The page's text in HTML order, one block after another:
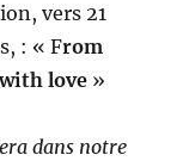
vers 21
: « From
love »
dans notre